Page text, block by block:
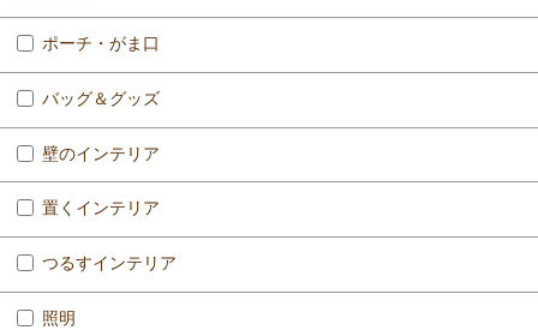
ポーチ・がま口
バッグ＆グッズ
壁のインテリア
置くインテリア
つるすインテリア
照明